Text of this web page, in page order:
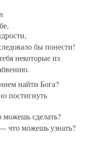
бы понести!
некоторые из
найти Бога?
постигнуть
сделать?
что можешь узнать?